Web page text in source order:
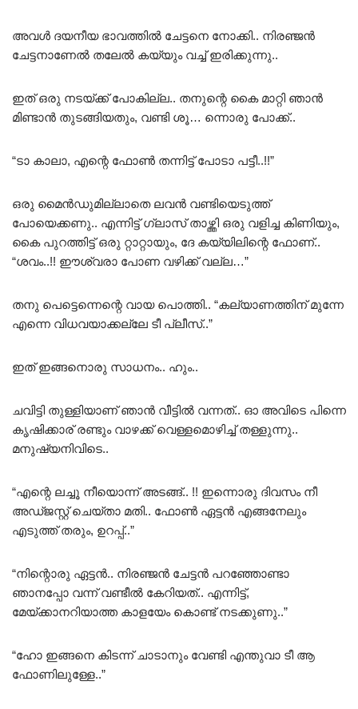
അവൾ ദയനീയ ഭാവത്തിൽ ചേട്ടനെ നോക്കി.. നിരഞ്ജൻ
ചേട്ടനാണേൽ തലേൽ കയ്യും വച്ച് ഇരിക്കുന്നു..
ഇത് ഒരു നടയ്ക്ക് പോകില്ല.. തനുന്റെ കൈ മാറ്റി ഞാൻ
മിണ്ടാൻ തുടങ്ങിയതും, വണ്ടി ശൂ… ന്നൊരു പോക്ക്..
“ടാ കാലാ, എന്റെ ഫോൺ തന്നിട്ട് പോടാ പട്ടീ..!!”
ഒരു മൈൻഡുമില്ലാതെ ലവൻ വണ്ടിയെടുത്ത്
പോയെക്കണു.. എന്നിട്ട് ഗ്ലാസ് താഴ്ത്തി ഒരു വളിച്ച കിണിയും,
കൈ പുറത്തിട്ട് ഒരു റ്റാറ്റായും, ദേ കയ്യിലിന്റെ ഫോണ്..
“ശവം..!! ഈശ്വരാ പോണ വഴിക്ക് വല്ല…”
തനു പെട്ടെന്നെന്റെ വായ പൊത്തി.. “കല്യാണത്തിന് മുന്നേ
എന്നെ വിധവയാക്കല്ലേ ടീ പ്ലീസ്..”
ഇത് ഇങ്ങനൊരു സാധനം.. ഹും..
ചവിട്ടി തുള്ളിയാണ് ഞാൻ വീട്ടിൽ വന്നത്.. ഓ അവിടെ പിന്നെ
കൃഷിക്കാര് രണ്ടും വാഴക്ക് വെള്ളമൊഴിച്ച് തള്ളുന്നു..
മനുഷ്യനിവിടെ..
“എന്റെ ലച്ചൂ നീയൊന്ന് അടങ്ങ്.. !! ഇന്നൊരു ദിവസം നീ
അഡ്ജസ്റ്റ് ചെയ്താ മതി.. ഫോൺ ഏട്ടൻ എങ്ങനേലും
എടുത്ത് തരും, ഉറപ്പ്..”
“നിന്റൊരു ഏട്ടൻ.. നിരഞ്ജൻ ചേട്ടൻ പറഞ്ഞോണ്ടാ
ഞാനപ്പോ വന്ന് വണ്ടീൽ കേറിയത്.. എന്നിട്ട്,
മേയ്ക്കാനറിയാത്ത കാളയേം കൊണ്ട് നടക്കുണു..”
“ഹോ ഇങ്ങനെ കിടന്ന് ചാടാനും വേണ്ടി എന്തുവാ ടീ ആ
ഫോണിലുള്ളേ..”